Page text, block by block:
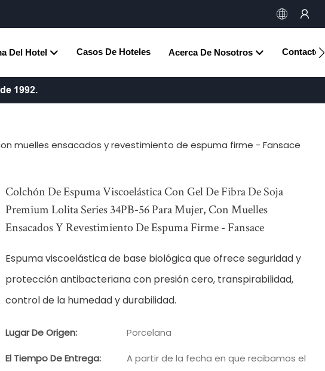
Del Hotel Casos De Hoteles Acerca De Nosotros Contacto
1992.
muelles ensacados y revestimiento de espuma firme - Fansace
Colchón De Espuma Viscoelástica Con Gel De Fibra De Soja
Premium Lolita Series 34PB-56 Para Mujer, Con Muelles
Ensacados Y Revestimiento De Espuma Firme - Fansace
Espuma viscoelástica de base biológica queofrece seguridad y
protección antibacterianacon presión cero, transpirabilidad,
control de la humedad y durabilidad.
Lugar De Origen: Porcelana
El Tiempo De Entrega:
A partir de la fecha en que recibamos el